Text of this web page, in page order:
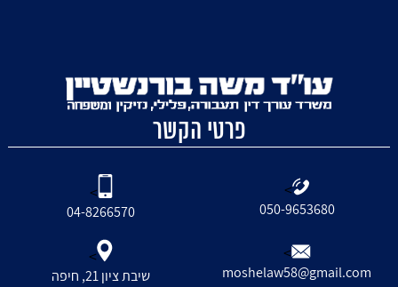
פרטי הקשר
>
050-9653680
>
04-8266570
>
moshelaw58@gmail.com
>
שיבת ציון 21, חיפה